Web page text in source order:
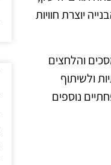
יוצרת חוויות
והלחצים
ולשיתוף
נוספים